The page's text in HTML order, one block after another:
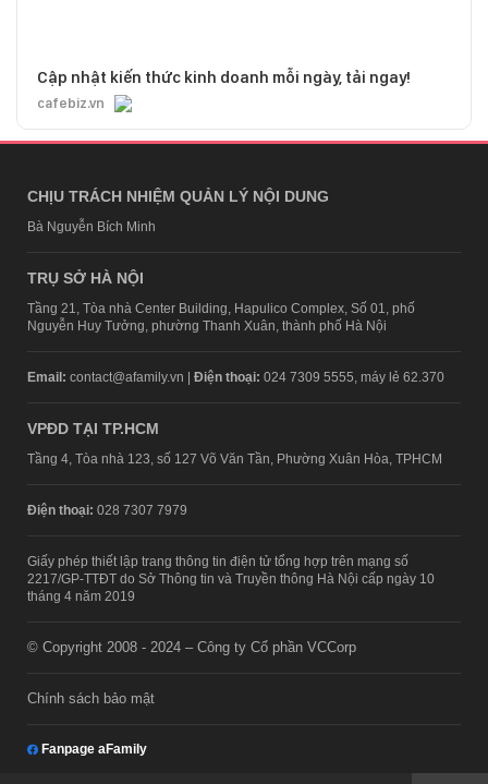
Cập nhật kiến thức kinh doanh mỗi ngày, tải ngay!
cafebiz.vn
CHỊU TRÁCH NHIỆM QUẢN LÝ NỘI DUNG
Bà Nguyễn Bích Minh
TRỤ SỞ HÀ NỘI
Tầng 21, Tòa nhà Center Building, Hapulico Complex, Số 01, phố
Nguyễn Huy Tưởng, phường Thanh Xuân, thành phố Hà Nội
Email: contact@afamily.vn | Điện thoại: 024 7309 5555, máy lẻ 62.370
VPĐD TẠI TP.HCM
Tầng 4, Tòa nhà 123, số 127 Võ Văn Tần, Phường Xuân Hòa, TPHCM
Điện thoại: 028 7307 7979
Giấy phép thiết lập trang thông tin điện tử tổng hợp trên mạng số
2217/GP-TTĐT do Sở Thông tin và Truyền thông Hà Nội cấp ngày 10
tháng 4 năm 2019
© Copyright 2008 - 2024 – Công ty Cổ phần VCCorp
Chính sách bảo mật
Fanpage aFamily